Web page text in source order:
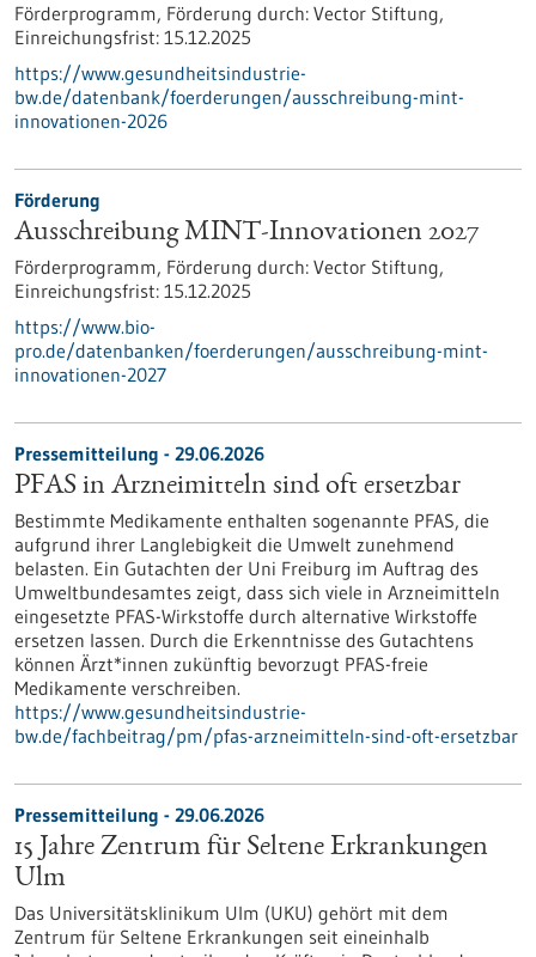
Förderprogramm, Förderung durch: Vector Stiftung,
Einreichungsfrist: 15.12.2025
https://www.gesundheitsindustrie-
bw.de/datenbank/foerderungen/ausschreibung-mint-
innovationen-2026
Förderung
Ausschreibung MINT-Innovationen 2027
Förderprogramm, Förderung durch: Vector Stiftung,
Einreichungsfrist: 15.12.2025
https://www.bio-
pro.de/datenbanken/foerderungen/ausschreibung-mint-
innovationen-2027
Pressemitteilung - 29.06.2026
PFAS in Arzneimitteln sind oft ersetzbar
Bestimmte Medikamente enthalten sogenannte PFAS, die
aufgrund ihrer Langlebigkeit die Umwelt zunehmend
belasten. Ein Gutachten der Uni Freiburg im Auftrag des
Umweltbundesamtes zeigt, dass sich viele in Arzneimitteln
eingesetzte PFAS-Wirkstoffe durch alternative Wirkstoffe
ersetzen lassen. Durch die Erkenntnisse des Gutachtens
können Ärzt*innen zukünftig bevorzugt PFAS-freie
Medikamente verschreiben.
https://www.gesundheitsindustrie-
bw.de/fachbeitrag/pm/pfas-arzneimitteln-sind-oft-ersetzbar
Pressemitteilung - 29.06.2026
15 Jahre Zentrum für Seltene Erkrankungen
Ulm
Das Universitätsklinikum Ulm (UKU) gehört mit dem
Zentrum für Seltene Erkrankungen seit eineinhalb